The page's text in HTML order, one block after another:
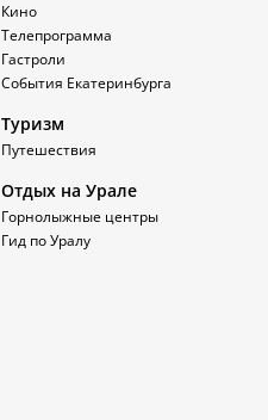
Кино
Телепрограмма
Гастроли
События Екатеринбурга
Туризм
Путешествия
Отдых на Урале
Горнолыжные центры
Гид по Уралу